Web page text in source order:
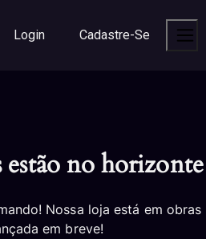
Login
Cadastre-Se
estão no horizonte
Nossa loja está em obras
em breve!